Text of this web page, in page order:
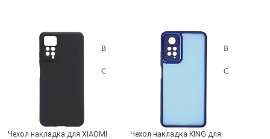
Подбор параметров
Розничная цена
Чехол накладка для XIAOMI
Чехол накладка KING для